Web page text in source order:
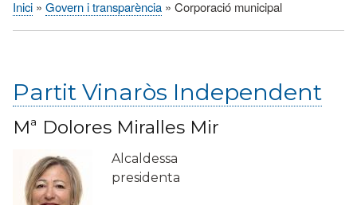
Fil
Inici Govern i transparència Corporació municipal
Partit Vinaròs Independent
Mª Dolores Miralles Mir
Alcaldessa
presidenta